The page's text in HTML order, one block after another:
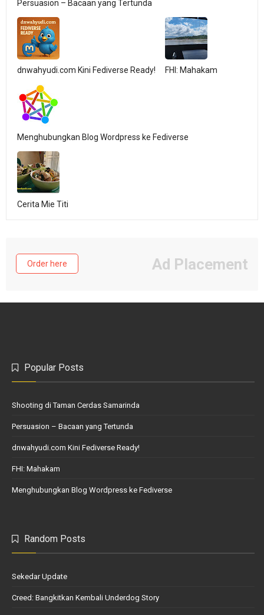
Persuasion – Bacaan yang Tertunda
dnwahyudi.com Kini Fediverse Ready! FHI: Mahakam
Menghubungkan Blog Wordpress ke Fediverse
Cerita Mie Titi
Order here Ad Placement
Popular Posts
Shooting di Taman Cerdas Samarinda
Persuasion – Bacaan yang Tertunda
dnwahyudi.com Kini Fediverse Ready!
FHI: Mahakam
Menghubungkan Blog Wordpress ke Fediverse
Random Posts
Sekedar Update
Creed: Bangkitkan Kembali Underdog Story